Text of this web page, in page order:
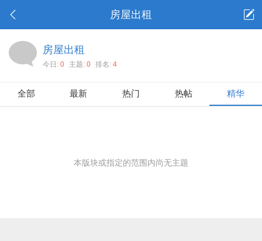
房屋出租
房屋出租
今日: 0 主题: 0 排名: 4
全部 最新 热门 热帖 精华
本版块或指定的范围内尚无主题